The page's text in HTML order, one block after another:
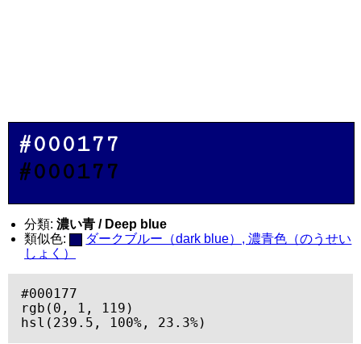
#000177
#000177
分類: 濃い青 / Deep blue
類似色:
ダークブルー（dark blue）, 濃青色（のうせい
しょく）
#000177
rgb(0, 1, 119)
hsl(239.5, 100%, 23.3%)